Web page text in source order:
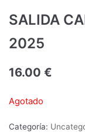
SALIDA
2025
16.00 €
Agotado
Categoría: